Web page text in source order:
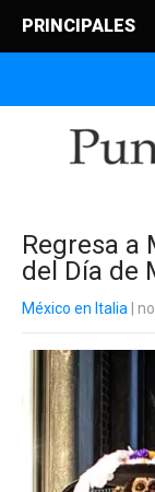
PRINCIPALES
EL
Regresa a
del Día de
México en Italia |